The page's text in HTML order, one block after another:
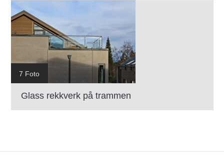
7 Foto
Glass rekkverk på trammen